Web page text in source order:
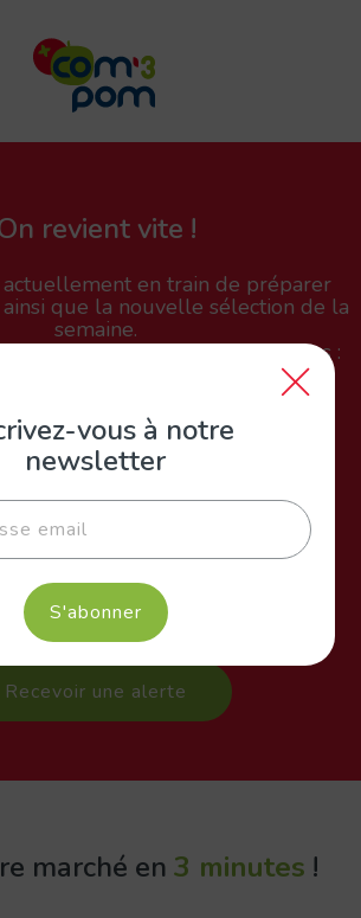
revient vite !
actuellement en train de préparer
que la nouvelle sélection de la
semaine.
nouveau passer commande dans :
24
minutes secondes
marché en 3 minutes !
vous à notre
newsletter